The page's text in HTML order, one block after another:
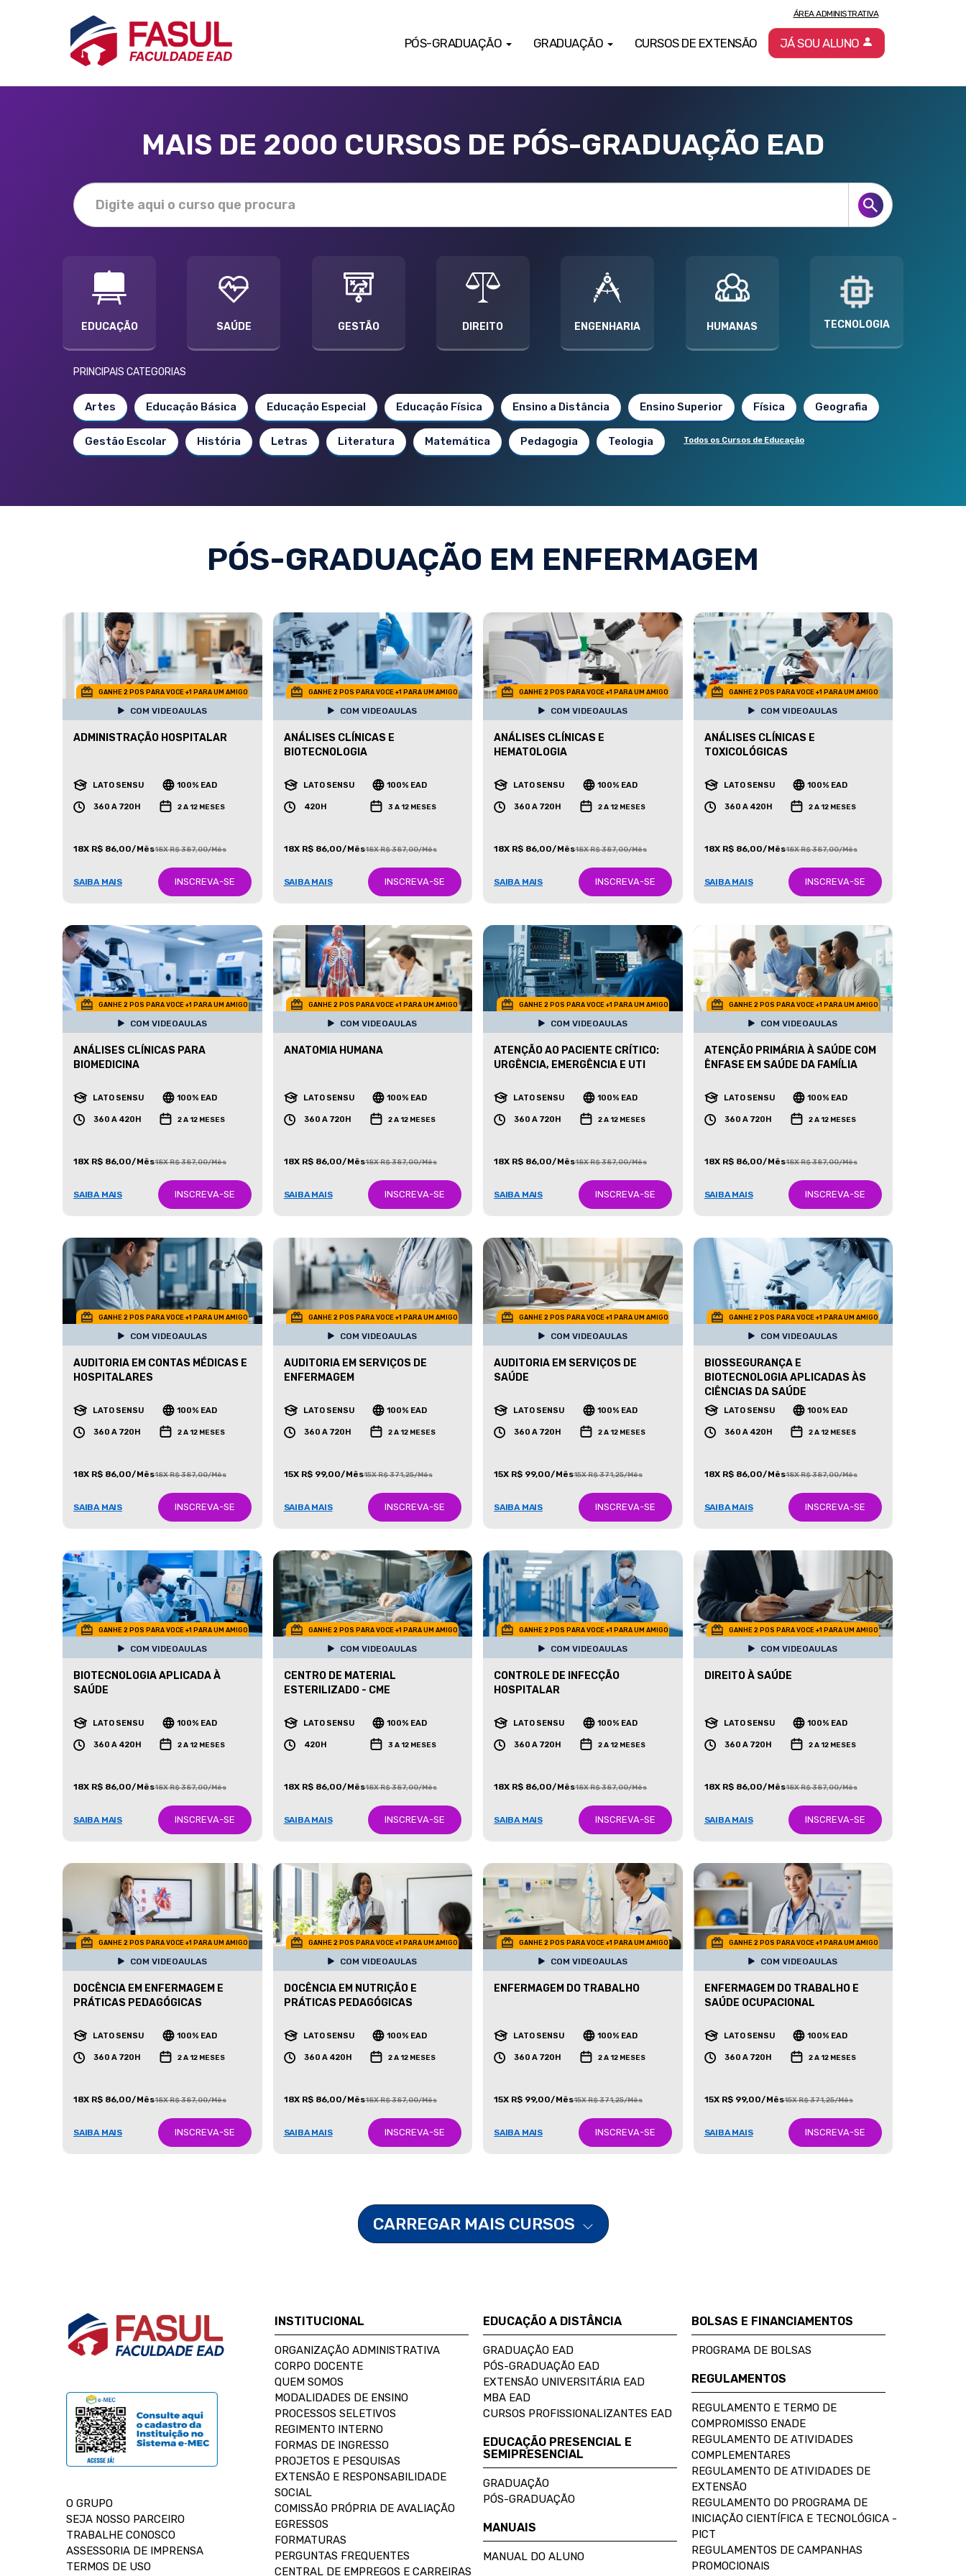
PÓS-GRADUAÇÃO GRADUAÇÃO CURSOS DE EXTENSÃO
ÁREA ADMINISTRATIVA
JÁ SOU ALUNO
MAIS DE 2000 CURSOS DE PÓS-GRADUAÇÃO EAD
EDUCAÇÃO SAÚDE GESTÃO DIREITO ENGENHARIA HUMANAS TECNOLOGIA
PRINCIPAIS CATEGORIAS
Artes Educação Básica Educação Especial Educação Física Ensino a Distância Ensino Superior Física Geografia
Gestão Escolar História Letras Literatura Matemática Pedagogia Teologia Todos os Cursos de Educação
PÓS-GRADUAÇÃO EM ENFERMAGEM
GANHE 2 POS PARA VOCE +1 PARA UM AMIGO
COM VIDEOAULAS
ADMINISTRAÇÃO HOSPITALAR
LATO SENSU 100% EAD
360 A 720H 2 A 12 MESES
18X R$ 86,00/Mês18X R$ 387,00/Mês
SAIBA MAIS INSCREVA-SE
GANHE 2 POS PARA VOCE +1 PARA UM AMIGO
COM VIDEOAULAS
ANÁLISES CLÍNICAS E
BIOTECNOLOGIA
LATO SENSU 100% EAD
420H 3 A 12 MESES
18X R$ 86,00/Mês18X R$ 387,00/Mês
SAIBA MAIS INSCREVA-SE
GANHE 2 POS PARA VOCE +1 PARA UM AMIGO
COM VIDEOAULAS
ANÁLISES CLÍNICAS E
HEMATOLOGIA
LATO SENSU 100% EAD
360 A 720H 2 A 12 MESES
18X R$ 86,00/Mês18X R$ 387,00/Mês
SAIBA MAIS INSCREVA-SE
GANHE 2 POS PARA VOCE +1 PARA UM AMIGO
COM VIDEOAULAS
ANÁLISES CLÍNICAS E
TOXICOLÓGICAS
LATO SENSU 100% EAD
360 A 420H 2 A 12 MESES
18X R$ 86,00/Mês18X R$ 387,00/Mês
SAIBA MAIS INSCREVA-SE
GANHE 2 POS PARA VOCE +1 PARA UM AMIGO
COM VIDEOAULAS
ANÁLISES CLÍNICAS PARA
BIOMEDICINA
LATO SENSU 100% EAD
360 A 420H 2 A 12 MESES
18X R$ 86,00/Mês18X R$ 387,00/Mês
SAIBA MAIS INSCREVA-SE
GANHE 2 POS PARA VOCE +1 PARA UM AMIGO
COM VIDEOAULAS
ANATOMIA HUMANA
LATO SENSU 100% EAD
360 A 720H 2 A 12 MESES
18X R$ 86,00/Mês18X R$ 387,00/Mês
SAIBA MAIS INSCREVA-SE
GANHE 2 POS PARA VOCE +1 PARA UM AMIGO
COM VIDEOAULAS
ATENÇÃO AO PACIENTE CRÍTICO:
URGÊNCIA, EMERGÊNCIA E UTI
LATO SENSU 100% EAD
360 A 720H 2 A 12 MESES
18X R$ 86,00/Mês18X R$ 387,00/Mês
SAIBA MAIS INSCREVA-SE
GANHE 2 POS PARA VOCE +1 PARA UM AMIGO
COM VIDEOAULAS
ATENÇÃO PRIMÁRIA À SAÚDE COM
ÊNFASE EM SAÚDE DA FAMÍLIA
LATO SENSU 100% EAD
360 A 720H 2 A 12 MESES
18X R$ 86,00/Mês18X R$ 387,00/Mês
SAIBA MAIS INSCREVA-SE
GANHE 2 POS PARA VOCE +1 PARA UM AMIGO
COM VIDEOAULAS
AUDITORIA EM CONTAS MÉDICAS E
HOSPITALARES
LATO SENSU 100% EAD
360 A 720H 2 A 12 MESES
18X R$ 86,00/Mês18X R$ 387,00/Mês
SAIBA MAIS INSCREVA-SE
GANHE 2 POS PARA VOCE +1 PARA UM AMIGO
COM VIDEOAULAS
AUDITORIA EM SERVIÇOS DE
ENFERMAGEM
LATO SENSU 100% EAD
360 A 720H 2 A 12 MESES
15X R$ 99,00/Mês15X R$ 371,25/Mês
SAIBA MAIS INSCREVA-SE
GANHE 2 POS PARA VOCE +1 PARA UM AMIGO
COM VIDEOAULAS
AUDITORIA EM SERVIÇOS DE
SAÚDE
LATO SENSU 100% EAD
360 A 720H 2 A 12 MESES
15X R$ 99,00/Mês15X R$ 371,25/Mês
SAIBA MAIS INSCREVA-SE
GANHE 2 POS PARA VOCE +1 PARA UM AMIGO
COM VIDEOAULAS
BIOSSEGURANÇA E
BIOTECNOLOGIA APLICADAS ÀS
CIÊNCIAS DA SAÚDE
LATO SENSU 100% EAD
360 A 420H 2 A 12 MESES
18X R$ 86,00/Mês18X R$ 387,00/Mês
SAIBA MAIS INSCREVA-SE
GANHE 2 POS PARA VOCE +1 PARA UM AMIGO
COM VIDEOAULAS
BIOTECNOLOGIA APLICADA À
SAÚDE
LATO SENSU 100% EAD
360 A 420H 2 A 12 MESES
18X R$ 86,00/Mês18X R$ 387,00/Mês
SAIBA MAIS INSCREVA-SE
GANHE 2 POS PARA VOCE +1 PARA UM AMIGO
COM VIDEOAULAS
CENTRO DE MATERIAL
ESTERILIZADO - CME
LATO SENSU 100% EAD
420H 3 A 12 MESES
18X R$ 86,00/Mês18X R$ 387,00/Mês
SAIBA MAIS INSCREVA-SE
GANHE 2 POS PARA VOCE +1 PARA UM AMIGO
COM VIDEOAULAS
CONTROLE DE INFECÇÃO
HOSPITALAR
LATO SENSU 100% EAD
360 A 720H 2 A 12 MESES
18X R$ 86,00/Mês18X R$ 387,00/Mês
SAIBA MAIS INSCREVA-SE
GANHE 2 POS PARA VOCE +1 PARA UM AMIGO
COM VIDEOAULAS
DIREITO À SAÚDE
LATO SENSU 100% EAD
360 A 720H 2 A 12 MESES
18X R$ 86,00/Mês18X R$ 387,00/Mês
SAIBA MAIS INSCREVA-SE
GANHE 2 POS PARA VOCE +1 PARA UM AMIGO
COM VIDEOAULAS
DOCÊNCIA EM ENFERMAGEM E
PRÁTICAS PEDAGÓGICAS
LATO SENSU 100% EAD
360 A 720H 2 A 12 MESES
18X R$ 86,00/Mês18X R$ 387,00/Mês
SAIBA MAIS INSCREVA-SE
GANHE 2 POS PARA VOCE +1 PARA UM AMIGO
COM VIDEOAULAS
DOCÊNCIA EM NUTRIÇÃO E
PRÁTICAS PEDAGÓGICAS
LATO SENSU 100% EAD
360 A 420H 2 A 12 MESES
18X R$ 86,00/Mês18X R$ 387,00/Mês
SAIBA MAIS INSCREVA-SE
GANHE 2 POS PARA VOCE +1 PARA UM AMIGO
COM VIDEOAULAS
ENFERMAGEM DO TRABALHO
LATO SENSU 100% EAD
360 A 720H 2 A 12 MESES
15X R$ 99,00/Mês15X R$ 371,25/Mês
SAIBA MAIS INSCREVA-SE
GANHE 2 POS PARA VOCE +1 PARA UM AMIGO
COM VIDEOAULAS
ENFERMAGEM DO TRABALHO E
SAÚDE OCUPACIONAL
LATO SENSU 100% EAD
360 A 720H 2 A 12 MESES
15X R$ 99,00/Mês15X R$ 371,25/Mês
SAIBA MAIS INSCREVA-SE
CARREGAR MAIS CURSOS
O GRUPO
SEJA NOSSO PARCEIRO
TRABALHE CONOSCO
ASSESSORIA DE IMPRENSA
TERMOS DE USO
INSTITUCIONAL
ORGANIZAÇÃO ADMINISTRATIVA
CORPO DOCENTE
QUEM SOMOS
MODALIDADES DE ENSINO
PROCESSOS SELETIVOS
REGIMENTO INTERNO
FORMAS DE INGRESSO
PROJETOS E PESQUISAS
EXTENSÃO E RESPONSABILIDADE
SOCIAL
COMISSÃO PRÓPRIA DE AVALIAÇÃO
EGRESSOS
FORMATURAS
PERGUNTAS FREQUENTES
CENTRAL DE EMPREGOS E CARREIRAS
EDUCAÇÃO A DISTÂNCIA
GRADUAÇÃO EAD
PÓS-GRADUAÇÃO EAD
EXTENSÃO UNIVERSITÁRIA EAD
MBA EAD
CURSOS PROFISSIONALIZANTES EAD
EDUCAÇÃO PRESENCIAL E
SEMIPRESENCIAL
GRADUAÇÃO
PÓS-GRADUAÇÃO
MANUAIS
MANUAL DO ALUNO
BOLSAS E FINANCIAMENTOS
PROGRAMA DE BOLSAS
REGULAMENTOS
REGULAMENTO E TERMO DE
COMPROMISSO ENADE
REGULAMENTO DE ATIVIDADES
COMPLEMENTARES
REGULAMENTO DE ATIVIDADES DE
EXTENSÃO
REGULAMENTO DO PROGRAMA DE
INICIAÇÃO CIENTÍFICA E TECNOLÓGICA -
PICT
REGULAMENTOS DE CAMPANHAS
PROMOCIONAIS